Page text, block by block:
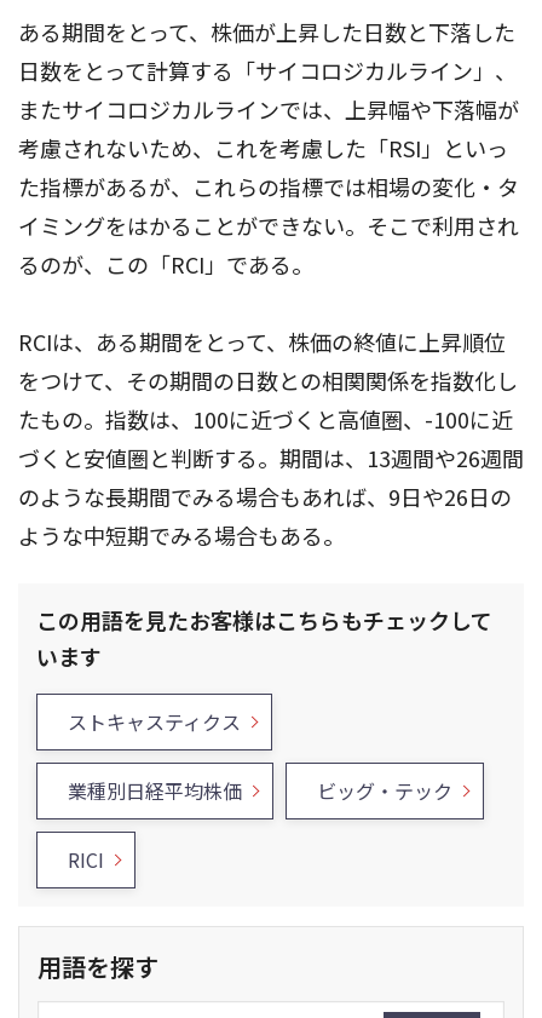
ある期間をとって、株価が上昇した日数と下落した
日数をとって計算する「サイコロジカルライン」、
またサイコロジカルラインでは、上昇幅や下落幅が
考慮されないため、これを考慮した「RSI」といっ
た指標があるが、これらの指標では相場の変化・タ
イミングをはかることができない。そこで利用され
るのが、この「RCI」である。
RCIは、ある期間をとって、株価の終値に上昇順位
をつけて、その期間の日数との相関関係を指数化し
たもの。指数は、100に近づくと高値圏、-100に近
づくと安値圏と判断する。期間は、13週間や26週間
のような長期間でみる場合もあれば、9日や26日の
ような中短期でみる場合もある。
この用語を見たお客様はこちらもチェックして
います
ストキャスティクス
業種別日経平均株価 ビッグ・テック
RICI
用語を探す